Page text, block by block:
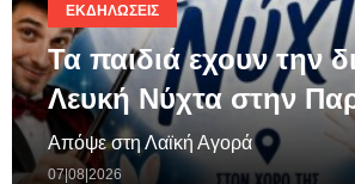
ΕΚΔΗΛΏΣΕΙΣ
Τα παιδιά εχουν την
Λευκή Νύχτα στην
Απόψε στη Λαϊκή Αγορά
07|08|2026